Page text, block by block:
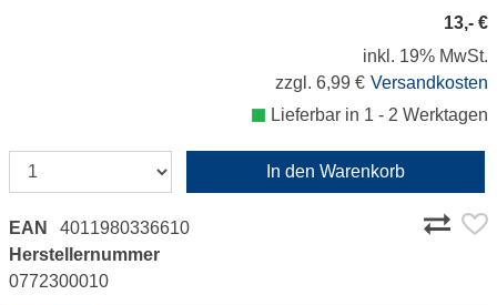
13,- €
inkl. 19% MwSt.
zzgl. 6,99 € Versandkosten
Lieferbar in 1 - 2 Werktagen
In den Warenkorb
EAN
4011980336610
Herstellernummer
0772300010